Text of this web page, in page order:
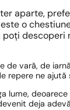
aparte,
o
de vară, de
repere ne
lume,
deja